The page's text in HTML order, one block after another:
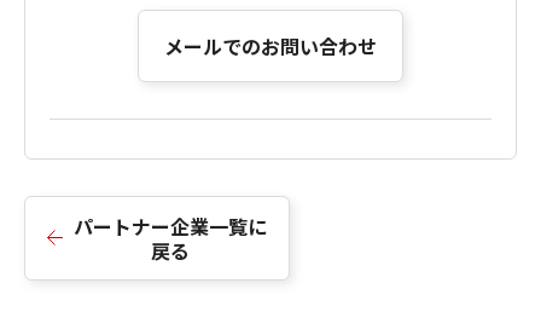
メールでのお問い合わせ
パートナー企業一覧に
戻る